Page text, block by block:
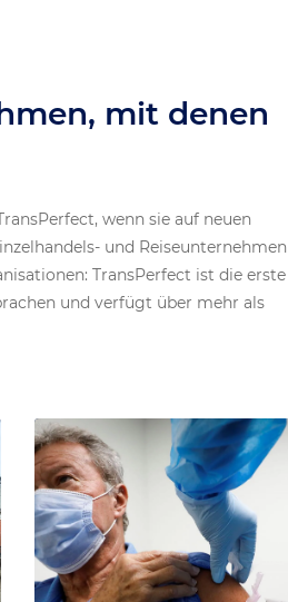
mit denen
wenn sie auf neuen
und Reiseunternehmen
TransPerfect ist die erste
und verfügt über mehr als